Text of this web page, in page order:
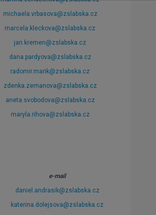
michaela.vrbasova@zslabska.cz
marcela.kleckova@zslabska.cz
jan.kremen@zslabska.cz
dana.pardyova@zslabska.cz
radomir.marik@zslabska.cz
zdenka.zemanova@zslabska.cz
aneta.svobodova@zslabska.cz
maryla.rihova@zslabska.cz
e-mail
daniel.andrasik@zslabska.cz
katerina.dolejsova@zslabska.cz